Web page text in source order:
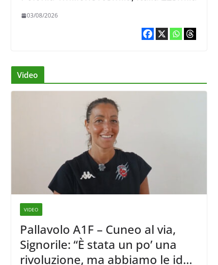
03/08/2026
Video
VIDEO
Pallavolo A1F – Cuneo al via,
Signorile: “È stata un po’ una
rivoluzione, ma abbiamo le idee